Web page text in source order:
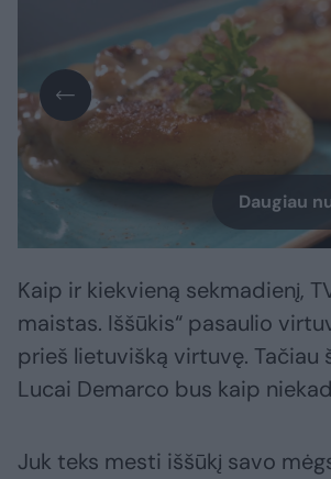
Daugiau
Kaip ir kiekvieną sekmadienį,
maistas. Iššūkis“ pasaulio
prieš lietuvišką virtuvę. Tačiau
Lucai Demarco bus kaip
Juk teks mesti iššūkį savo